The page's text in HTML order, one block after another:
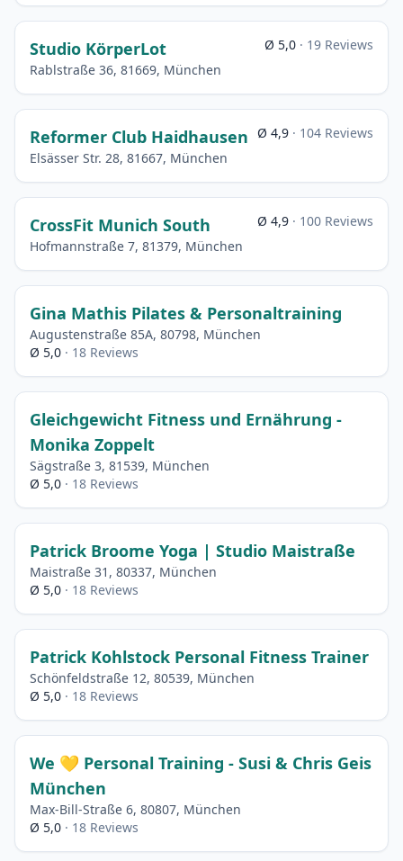
Studio KörperLot
Rablstraße 36, 81669, München
Ø 5,0 · 19 Reviews
Reformer Club Haidhausen
Elsässer Str. 28, 81667, München
Ø 4,9 · 104 Reviews
CrossFit Munich South
Hofmannstraße 7, 81379, München
Ø 4,9 · 100 Reviews
Gina Mathis Pilates & Personaltraining
Augustenstraße 85A, 80798, München
Ø 5,0 · 18 Reviews
Gleichgewicht Fitness und Ernährung -
Monika Zoppelt
Sägstraße 3, 81539, München
Ø 5,0 · 18 Reviews
Patrick Broome Yoga | Studio Maistraße
Maistraße 31, 80337, München
Ø 5,0 · 18 Reviews
Patrick Kohlstock Personal Fitness Trainer
Schönfeldstraße 12, 80539, München
Ø 5,0 · 18 Reviews
We 💛 Personal Training - Susi & Chris Geis
München
Max-Bill-Straße 6, 80807, München
Ø 5,0 · 18 Reviews